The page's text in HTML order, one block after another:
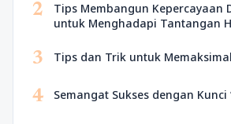
2
Tips Membangun Kepercayaan
untuk Menghadapi Tantangan
3 Tips dan Trik untuk
4 Semangat Sukses dengan Kunci